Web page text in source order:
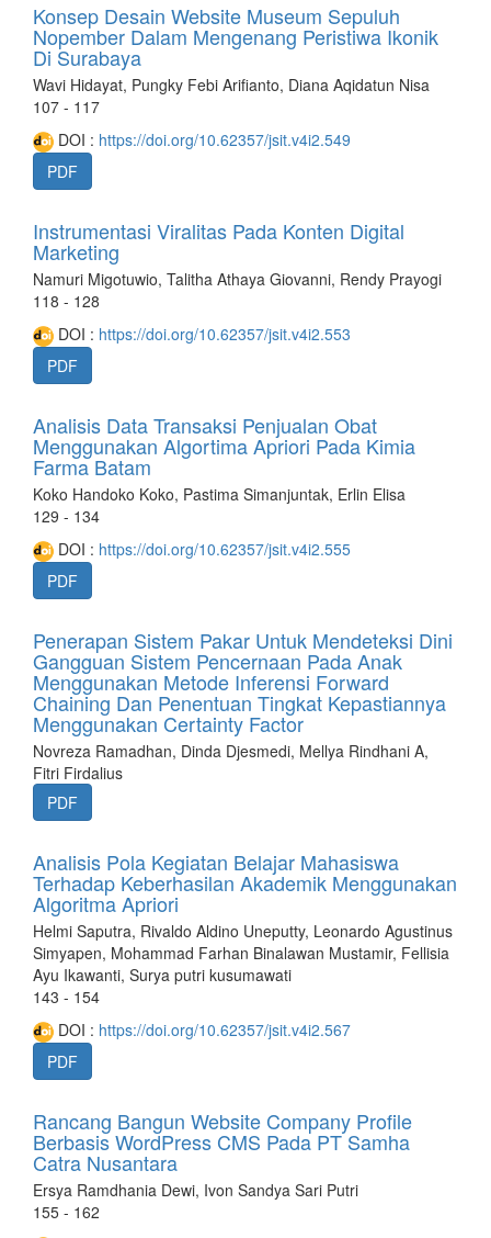
Konsep Desain Website Museum Sepuluh
Nopember Dalam Mengenang Peristiwa Ikonik
Di Surabaya
Wavi Hidayat, Pungky Febi Arifianto, Diana Aqidatun Nisa
107 - 117
DOI : https://doi.org/10.62357/jsit.v4i2.549
PDF
Instrumentasi Viralitas Pada Konten Digital
Marketing
Namuri Migotuwio, Talitha Athaya Giovanni, Rendy Prayogi
118 - 128
DOI : https://doi.org/10.62357/jsit.v4i2.553
PDF
Analisis Data Transaksi Penjualan Obat
Menggunakan Algortima Apriori Pada Kimia
Farma Batam
Koko Handoko Koko, Pastima Simanjuntak, Erlin Elisa
129 - 134
DOI : https://doi.org/10.62357/jsit.v4i2.555
PDF
Penerapan Sistem Pakar Untuk Mendeteksi Dini
Gangguan Sistem Pencernaan Pada Anak
Menggunakan Metode Inferensi Forward
Chaining Dan Penentuan Tingkat Kepastiannya
Menggunakan Certainty Factor
Novreza Ramadhan, Dinda Djesmedi, Mellya Rindhani A,
Fitri Firdalius
PDF
Analisis Pola Kegiatan Belajar Mahasiswa
Terhadap Keberhasilan Akademik Menggunakan
Algoritma Apriori
Helmi Saputra, Rivaldo Aldino Uneputty, Leonardo Agustinus
Simyapen, Mohammad Farhan Binalawan Mustamir, Fellisia
Ayu Ikawanti, Surya putri kusumawati
143 - 154
DOI : https://doi.org/10.62357/jsit.v4i2.567
PDF
Rancang Bangun Website Company Profile
Berbasis WordPress CMS Pada PT Samha
Catra Nusantara
Ersya Ramdhania Dewi, Ivon Sandya Sari Putri
155 - 162